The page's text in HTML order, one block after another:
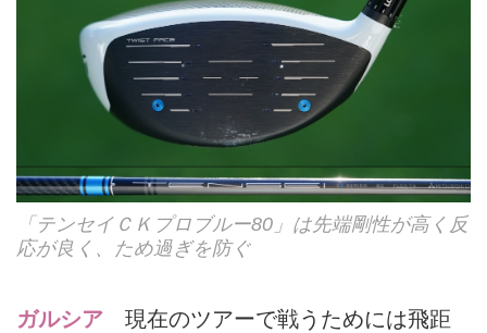
「テンセイＣＫプロブルー80」は先端剛性が高く反
応が良く、ため過ぎを防ぐ
ガルシア 現在のツアーで戦うためには飛距